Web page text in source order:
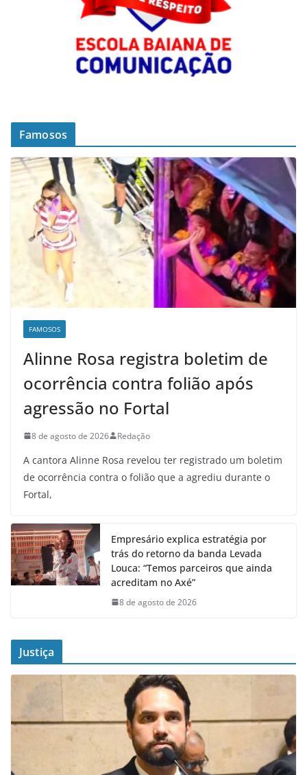
Famosos
FAMOSOS
Alinne Rosa registra boletim de
ocorrência contra folião após
agressão no Fortal
8 de agosto de 2026 Redação
A cantora Alinne Rosa revelou ter registrado um boletim
de ocorrência contra o folião que a agrediu durante o
Fortal,
Empresário explica estratégia por
trás do retorno da banda Levada
Louca: “Temos parceiros que ainda
acreditam no Axé”
8 de agosto de 2026
Justiça